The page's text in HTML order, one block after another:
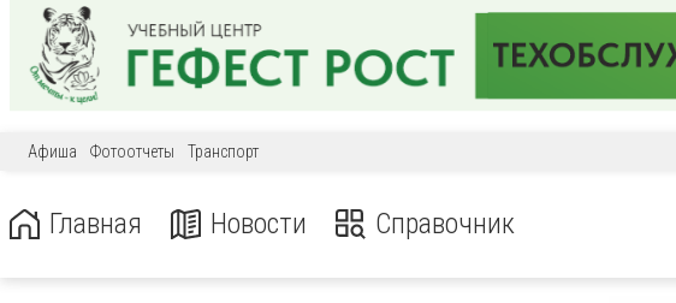
Афиша Фотоотчеты Транспорт
Главная Новости Справочник